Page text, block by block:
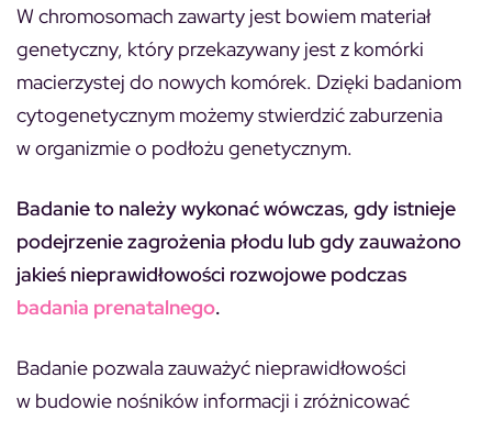
W chromosomach zawarty jest bowiem materiał
genetyczny, który przekazywany jest z komórki
macierzystej do nowych komórek. Dzięki badaniom
cytogenetycznym możemy stwierdzić zaburzenia
w organizmie o podłożu genetycznym.
Badanie to należy wykonać wówczas, gdy istnieje
podejrzenie zagrożenia płodu lub gdy zauważono
jakieś nieprawidłowości rozwojowe podczas
badania prenatalnego.
Badanie pozwala zauważyć nieprawidłowości
w budowie nośników informacji i zróżnicować